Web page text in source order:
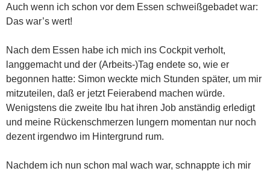
Auch wenn ich schon vor dem Essen schweißgebadet war:
Das war’s wert!
Nach dem Essen habe ich mich ins Cockpit verholt,
langgemacht und der (Arbeits-)Tag endete so, wie er
begonnen hatte: Simon weckte mich Stunden später, um mir
mitzuteilen, daß er jetzt Feierabend machen würde.
Wenigstens die zweite Ibu hat ihren Job anständig erledigt
und meine Rückenschmerzen lungern momentan nur noch
dezent irgendwo im Hintergrund rum.
Nachdem ich nun schon mal wach war, schnappte ich mir